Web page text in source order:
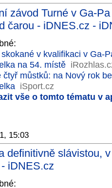
závod Turné v Ga-
čarou - iDNES.cz -
v kvalifikaci v Ga-
na 54. místě
čtyř můstků: na Nový rok
iSport.cz
vše o tomto tématu v
15:03
definitivně slávistou,
iDNES.cz